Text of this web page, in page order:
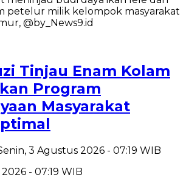
Tinjau Enam Kolam
Program
Masyarakat
3 Agustus 2026 - 07:19 WIB
- 07:19 WIB